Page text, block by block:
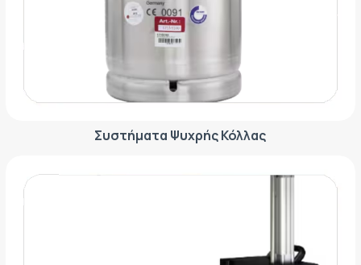
ΕΡΓΑΛΕΊΑ - ΑΞΕΣΟΥΆΡ
ΒΟΗΘΗΤΙΚΌΣ ΕΞΟΠΛΙΣΜΌΣ
ΚΑΤΑ ΠΑΡΑΓΓΕΛΊΑ
ΕΤΙΚΈΤΑ - ΕΎΚΑΜΠΤΗ ΣΥΣΚΕΥΑΣΊΑ
ΤΕΧΝΙΚΆ ΣΧΈΔΙΑ
Συστήματα Ψυχρής Κόλλας